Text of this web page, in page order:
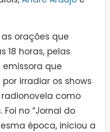
orações que
18 horas, pelas
emissora que
irradiar os shows
como
no “Jornal do
época, iniciou a